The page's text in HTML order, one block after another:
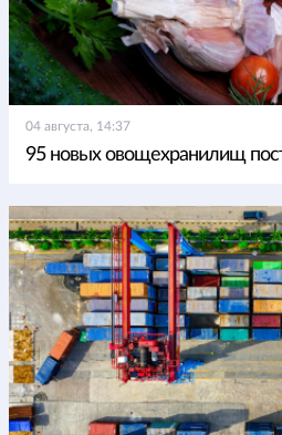
04 августа, 14:37
95 новых овощехранилищ